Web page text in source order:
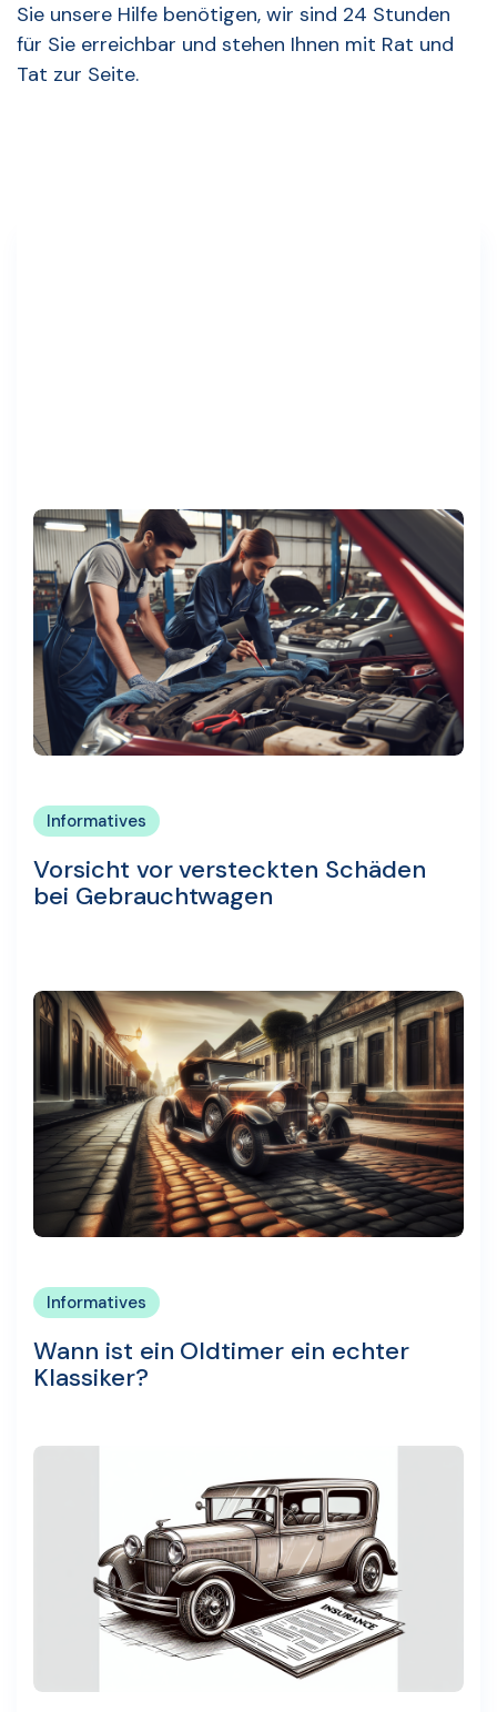
Sie unsere Hilfe benötigen, wir sind 24 Stunden
für Sie erreichbar und stehen Ihnen mit Rat und
Tat zur Seite.
Informatives
Vorsicht vor versteckten Schäden
bei Gebrauchtwagen
Informatives
Wann ist ein Oldtimer ein echter
Klassiker?